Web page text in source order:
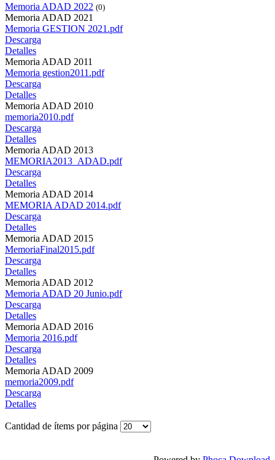
Memoria ADAD 2022 (0)
Memoria ADAD 2021
Memoria GESTION 2021.pdf
Descarga
Detalles
Memoria ADAD 2011
Memoria gestion2011.pdf
Descarga
Detalles
Memoria ADAD 2010
memoria2010.pdf
Descarga
Detalles
Memoria ADAD 2013
MEMORIA2013_ADAD.pdf
Descarga
Detalles
Memoria ADAD 2014
MEMORIA ADAD 2014.pdf
Descarga
Detalles
Memoria ADAD 2015
MemoriaFinal2015.pdf
Descarga
Detalles
Memoria ADAD 2012
Memoria ADAD 20 Junio.pdf
Descarga
Detalles
Memoria ADAD 2016
Memoria 2016.pdf
Descarga
Detalles
Memoria ADAD 2009
memoria2009.pdf
Descarga
Detalles
Cantidad de ítems por página